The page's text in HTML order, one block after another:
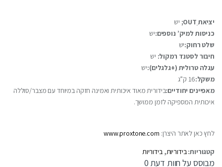
יציאת OUTְ;
יש
כניסות למיק’ נוספים:יש
שלט רחוק:יש
חיבור לסטנד רמקול: יש
עגלה טרולית (+גלגלים):יש
משקל:16 ק”ג
מאפיינים יחודיים:בידורית מאוד איכותית ואמינה חזקה במיוחד עם מצבר/סוללה
איכותית המספיקה לזמן ממושך.
לחץ כאן לאתר היצרן: www.proxtone.com
קטגוריות:בידוריות,בידוריות
מבוסס על חוות דעת 0